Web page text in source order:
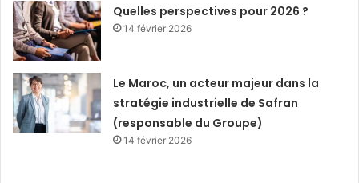
Quelles perspectives pour 2026 ?
14 février 2026
Le Maroc, un acteur majeur dans la
stratégie industrielle de Safran
(responsable du Groupe)
14 février 2026